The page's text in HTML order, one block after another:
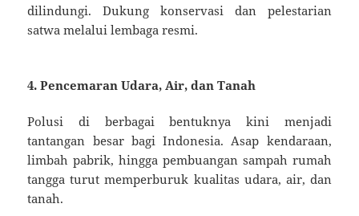
dilindungi. Dukung konservasi dan pelestarian
satwa melalui lembaga resmi.
4. Pencemaran Udara, Air, dan Tanah
Polusi di berbagai bentuknya kini menjadi
tantangan besar bagi Indonesia. Asap kendaraan,
limbah pabrik, hingga pembuangan sampah rumah
tangga turut memperburuk kualitas udara, air, dan
tanah.